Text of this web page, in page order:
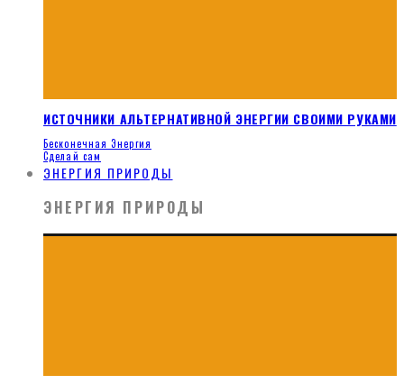
ИСТОЧНИКИ АЛЬТЕРНАТИВНОЙ ЭНЕРГИИ СВОИМИ РУКАМИ
Бесконечная Энергия
Сделай сам
ЭНЕРГИЯ ПРИРОДЫ
ЭНЕРГИЯ ПРИРОДЫ